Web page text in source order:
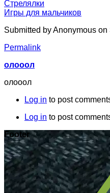
Стрелялки
Игры для мальчиков
Submitted byAnonymous on
Permalink
олооол
олооол
Log in to post
Log in to post
Footer